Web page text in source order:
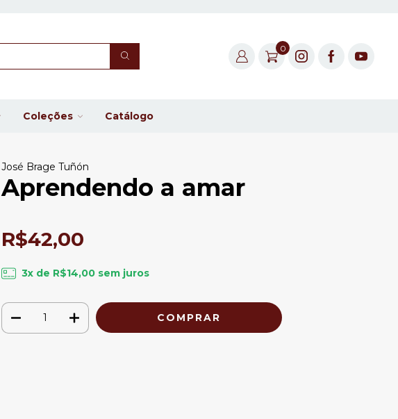
0
Coleções Catálogo
José Brage Tuñón
Aprendendo a amar
R$42,00
3x de R$14,00sem juros